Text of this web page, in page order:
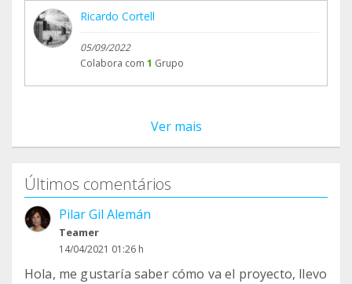
Ricardo Cortell
05/09/2022
Colabora com 1 Grupo
Ver mais
Últimos comentários
Pilar Gil Alemán
Teamer
14/04/2021 01:26 h
Hola, me gustaría saber cómo va el proyecto, llevo